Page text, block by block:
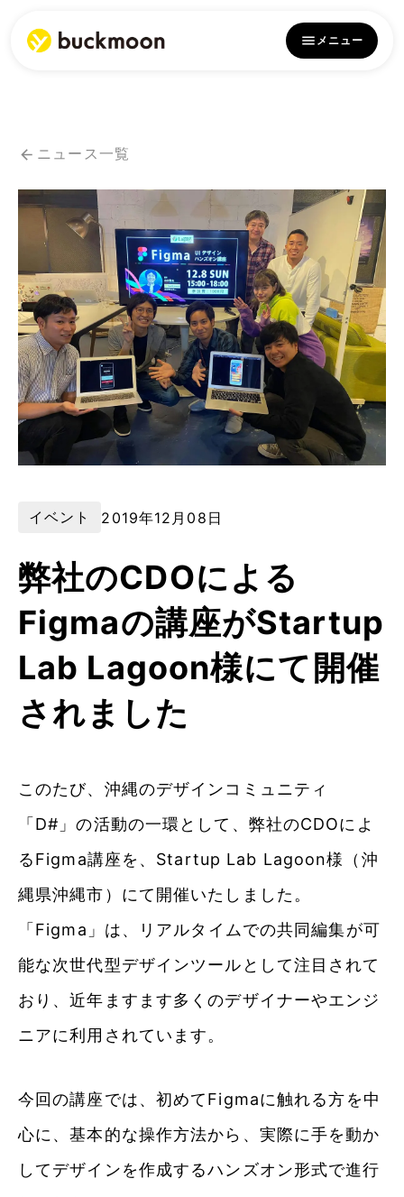
メニュー
ニュース一覧
イベント 2019年12月08日
弊社のCDOによる
Figmaの講座がStartup
Lab Lagoon様にて開催
されました
このたび、沖縄のデザインコミュニティ
「D#」の活動の一環として、弊社のCDOによ
るFigma講座を、Startup Lab Lagoon様（沖
縄県沖縄市）にて開催いたしました。
「Figma」は、リアルタイムでの共同編集が可
能な次世代型デザインツールとして注目されて
おり、近年ますます多くのデザイナーやエンジ
ニアに利用されています。
今回の講座では、初めてFigmaに触れる方を中
心に、基本的な操作方法から、実際に手を動か
してデザインを作成するハンズオン形式で進行